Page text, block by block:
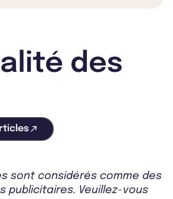
des
sont considérés comme des
publicitaires. Veuillez-vous